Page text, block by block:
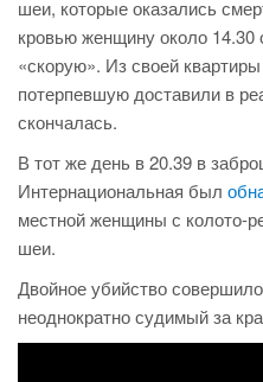
шеи, которые оказались
кровью женщину около
«скорую». Из своей
потерпевшую доставили в
скончалась.
В тот же день в 20.39 в
Интернациональная был
местной женщины с колото-
шеи.
Двойное убийство
неоднократно судимый за